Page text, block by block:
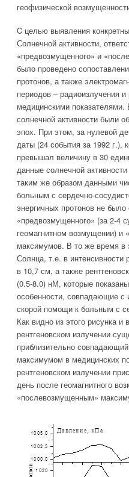
геофизической
C целью выявления
Солнечной активности,
«предвозмущенного» и
было проведено
протонов, а также
периодов – радиоизлучения и
медицинскими
солнечной активности были
эпох. При этом, за нулевой
даты (24 события за 1992 г.),
превышал величину в 30
данные солнечной
таким же образом данными
больным с сердечно-
энергичных протонов не
«предвозмущенного» (за 2-4
геомагнитном возмущении) и
максимумов. В то же время в
Солнца, т.е. в
в 10,7 см, а также
(0.5-8.0) нМ, которые
особенности, совпадающие с
скорой помощи к больным с
Как видно из этого рисунка и
рентгеновском излучении
приблизительно
максимумом в медицинских
рентгеновском излучении
день после геомагнитного
«послевозмущенным»